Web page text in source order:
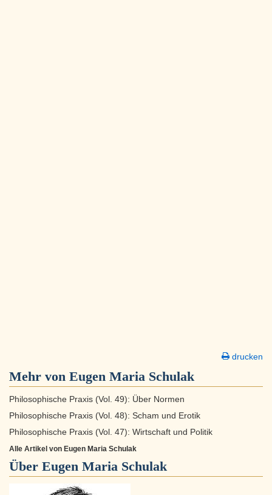
drucken
Mehr von Eugen Maria Schulak
Philosophische Praxis (Vol. 49): Über Normen
Philosophische Praxis (Vol. 48): Scham und Erotik
Philosophische Praxis (Vol. 47): Wirtschaft und Politik
Alle Artikel von Eugen Maria Schulak
Über Eugen Maria Schulak